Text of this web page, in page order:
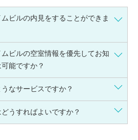
ビルの内見をすることができま
ビルの空室情報を優先してお知
能ですか？
なサービスですか？
うすればよいですか？